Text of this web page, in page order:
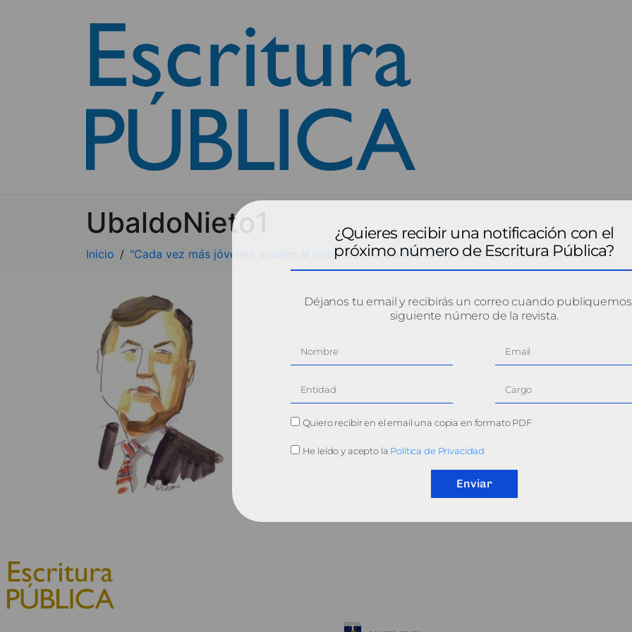
UbaldoNieto1
Inicio "Cada vez más jóvenes acuden al notario", por Ubaldo Nieto Carol UbaldoNieto1
¿Quieres recibir una notificación con el
próximo número de Escritura Pública?
Déjanos tu email y recibirás un correo cuando
siguiente número de la revista.
Quiero recibir en el email una copia en formato PDF
He leído y acepto la Política de Privacidad
Enviar